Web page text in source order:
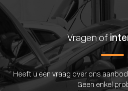
Vragen of
Heeft u een vraag over ons
Geen enkel